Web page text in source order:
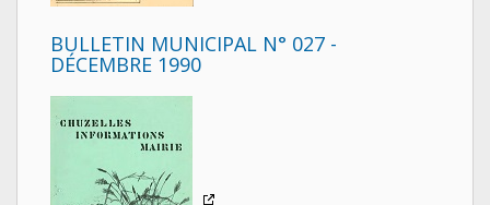
BULLETIN MUNICIPAL N° 027 -
DÉCEMBRE 1990